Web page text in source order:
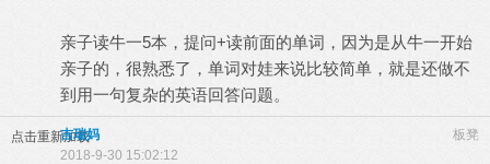
亲子读牛一5本，提问+读前面的单词，因为是从牛一开始
亲子的，很熟悉了，单词对娃来说比较简单，就是还做不
到用一句复杂的英语回答问题。
点击重新加载 板凳
吉瑞妈
2018-9-30 15:02:12